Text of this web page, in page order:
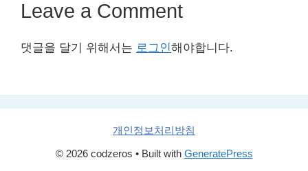
Leave a Comment
댓글을 달기 위해서는 로그인해야합니다.
개인정보처리방침
© 2026 codzeros • Built with GeneratePress